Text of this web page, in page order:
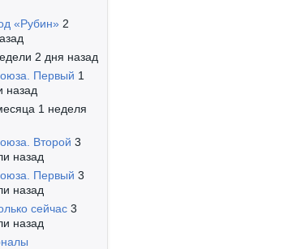
«Рубин» 2
2 дня назад
Первый 1
назад
1 неделя
Второй 3
назад
Первый 3
назад
сейчас 3
назад